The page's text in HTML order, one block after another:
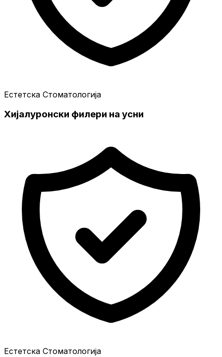
Естетска Стоматологија
Хијалуронски филери на усни
Естетска Стоматологија